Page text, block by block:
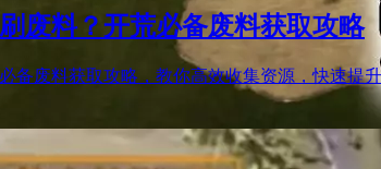
废料？开荒必备废料获取攻略
备废料获取攻略，教你高效收集资源，快速提